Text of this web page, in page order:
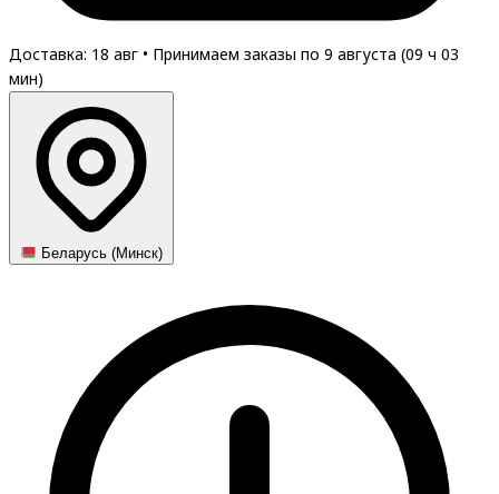
Доставка: 18 авг • Принимаем заказы по 9 августа (09 ч 03
мин)
Беларусь (Минск)